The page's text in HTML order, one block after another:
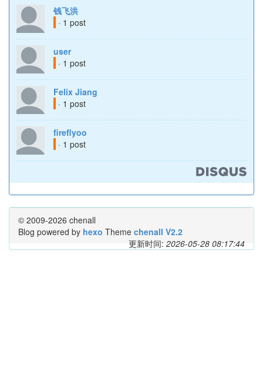
钱飞洪
· 1 post
user
· 1 post
Felix Jiang
· 1 post
fireflyoo
· 1 post
© 2009-2026 chenall
Blog powered by hexo Theme chenall V2.2
更新时间: 2026-05-28 08:17:44